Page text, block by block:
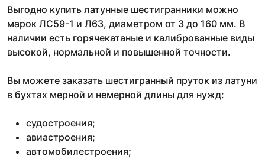
Выгодно купить латунные шестигранники можно
марок ЛС59-1 и Л63, диаметром от 3 до 160 мм. В
наличии есть горячекатаные и калиброванные виды
высокой, нормальной и повышенной точности.
Вы можете заказать шестигранный пруток из латуни
в бухтах мерной и немерной длины для нужд:
судостроения;
авиастроения;
автомобилестроения;